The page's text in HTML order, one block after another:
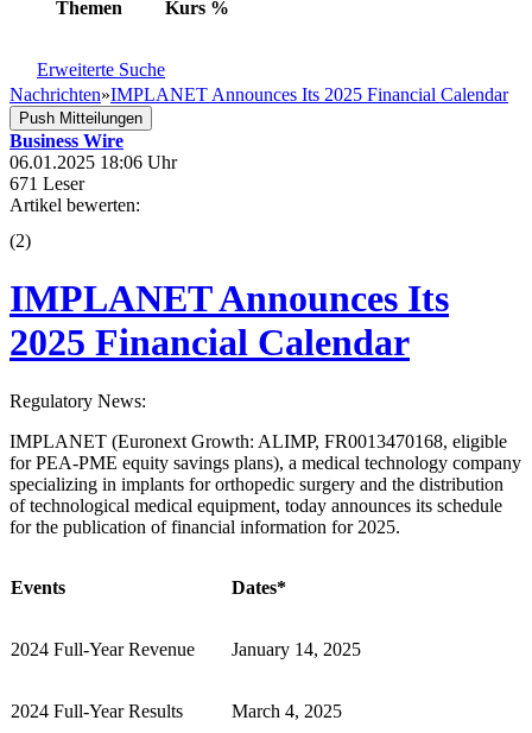
Themen Kurs %
Erweiterte Suche
Nachrichten»IMPLANET Announces Its 2025 Financial Calendar
Push Mitteilungen
Business Wire
06.01.2025 18:06 Uhr
671 Leser
Artikel bewerten:
(2)
IMPLANET Announces Its
2025 Financial Calendar
Regulatory News:
IMPLANET (Euronext Growth: ALIMP, FR0013470168, eligible
for PEA-PME equity savings plans), a medical technology company
specializing in implants for orthopedic surgery and the distribution
of technological medical equipment, today announces its schedule
for the publication of financial information for 2025.
Events Dates*
2024 Full-Year Revenue January 14, 2025
2024 Full-Year Results March 4, 2025